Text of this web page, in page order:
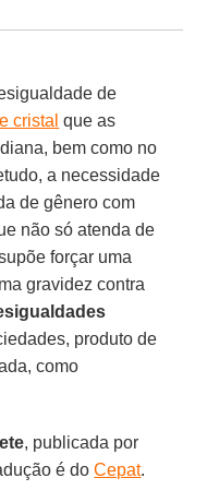
de
cristal que as
bem como no
a necessidade
de gênero com
não só atenda de
forçar uma
gravidez contra
produto de
como
, publicada por
é doCepat.